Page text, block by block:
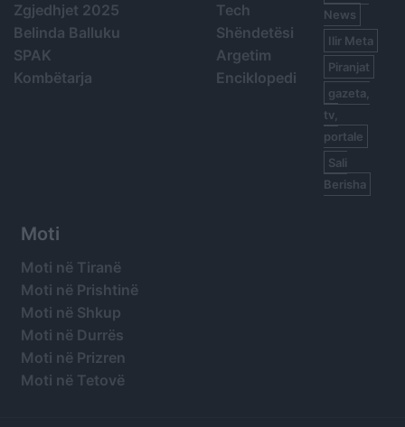
Zgjedhjet 2025
Belinda Balluku
SPAK
Kombëtarja
Tech
Shëndetësi
Argetim
Enciklopedi
News
Ilir Meta
Piranjat
gazeta,
tv,
portale
Sali
Berisha
Moti
Moti në Tiranë
Moti në Prishtinë
Moti në Shkup
Moti në Durrës
Moti në Prizren
Moti në Tetovë